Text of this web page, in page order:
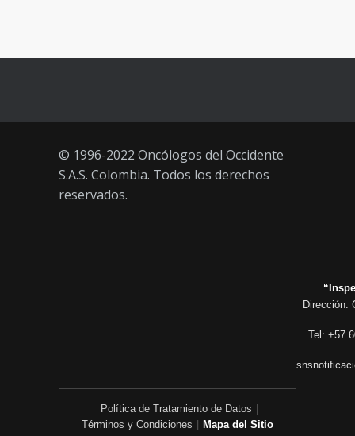
años
© 1996-2022 Oncólogos del Occidente
S.A.S. Colombia. Todos los derechos
reservados.
Dirección:
Tel: +57
Política de Tratamiento de Datos
Términos y Condiciones
Mapa del Sitio